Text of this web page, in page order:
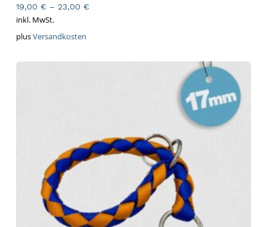
19,00 € – 23,00 €
inkl. MwSt.
plusVersandkosten